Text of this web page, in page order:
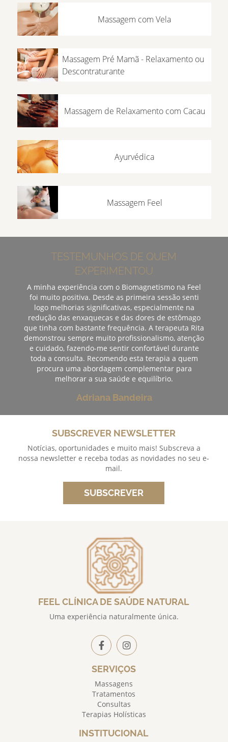
Massagem com Vela
Massagem Pré Mamã - Relaxamento ou
Descontraturante
Massagem de Relaxamento com Cacau
Ayurvédica
Massagem Feel
TESTEMUNHOS DE QUEM
EXPERIMENTOU
A minha experiência com o Biomagnetismo na Feel
foi muito positiva. Desde as primeira sessão senti
logo melhorias significativas, especialmente na
redução das enxaquecas e das dores de estômago
que tinha com bastante frequência. A terapeuta Rita
demonstrou sempre muito profissionalismo, atenção
e cuidado, fazendo-me sentir confortável durante
toda a consulta. Recomendo esta terapia a quem
procura uma abordagem complementar para
melhorar a sua saúde e equilíbrio.
Adriana Bandeira
SUBSCREVER NEWSLETTER
Notícias, oportunidades e muito mais! Subscreva a
nossa newsletter e receba todas as novidades no seu e-
mail.
SUBSCREVER
FEEL CLÍNICA DE SAÚDE NATURAL
Uma experiência naturalmente única.
SERVIÇOS
Massagens
Tratamentos
Consultas
Terapias Holísticas
INSTITUCIONAL